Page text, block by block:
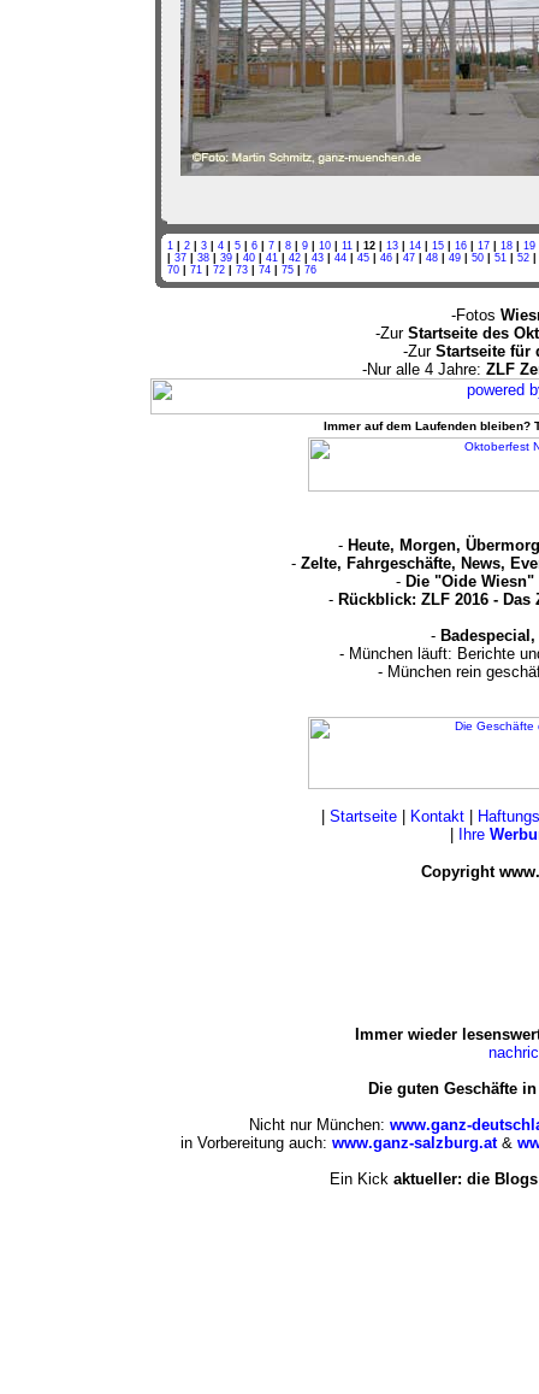
1| 2| 3| 4| 5| 6| 7| 8| 9| 10| 11| 12 | 13| 14| 15| 16| 17| 18| 19
37| 38| 39| 40| 41| 42| 43| 44| 45| 46| 47| 48| 49| 50| 51| 52|
70| 71| 72| 73| 74| 75| 76
-Fotos
-Zur Startseite des
-Zur Startseite für
-Nur alle 4 Jahre: ZLF
Immer auf dem Laufenden bleiben?
- Heute, Morgen,
- Zelte, Fahrgeschäfte, News,
- Die "Oide
- Rückblick: ZLF 2016 -
-
- München läuft: Berichte
- München rein
Startseite Kontakt
Ihre
Copyright
Immer wieder
Die guten Geschäfte
Nicht nur München: www.ganz-
in Vorbereitung auch: www.ganz-salzburg.at&
Ein Kick aktueller: die Blogs